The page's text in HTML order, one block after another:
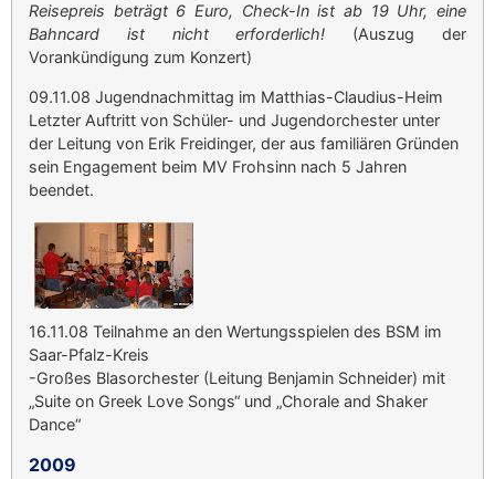
Reisepreis beträgt 6 Euro, Check-In ist ab 19 Uhr, eine
Bahncard ist nicht erforderlich! (Auszug der
Vorankündigung zum Konzert)
09.11.08 Jugendnachmittag im Matthias-Claudius-Heim
Letzter Auftritt von Schüler- und Jugendorchester unter
der Leitung von Erik Freidinger, der aus familiären Gründen
sein Engagement beim MV Frohsinn nach 5 Jahren
beendet.
16.11.08 Teilnahme an den Wertungsspielen des BSM im
Saar-Pfalz-Kreis
-Großes Blasorchester (Leitung Benjamin Schneider) mit
„Suite on Greek Love Songs“ und „Chorale and Shaker
Dance“
2009